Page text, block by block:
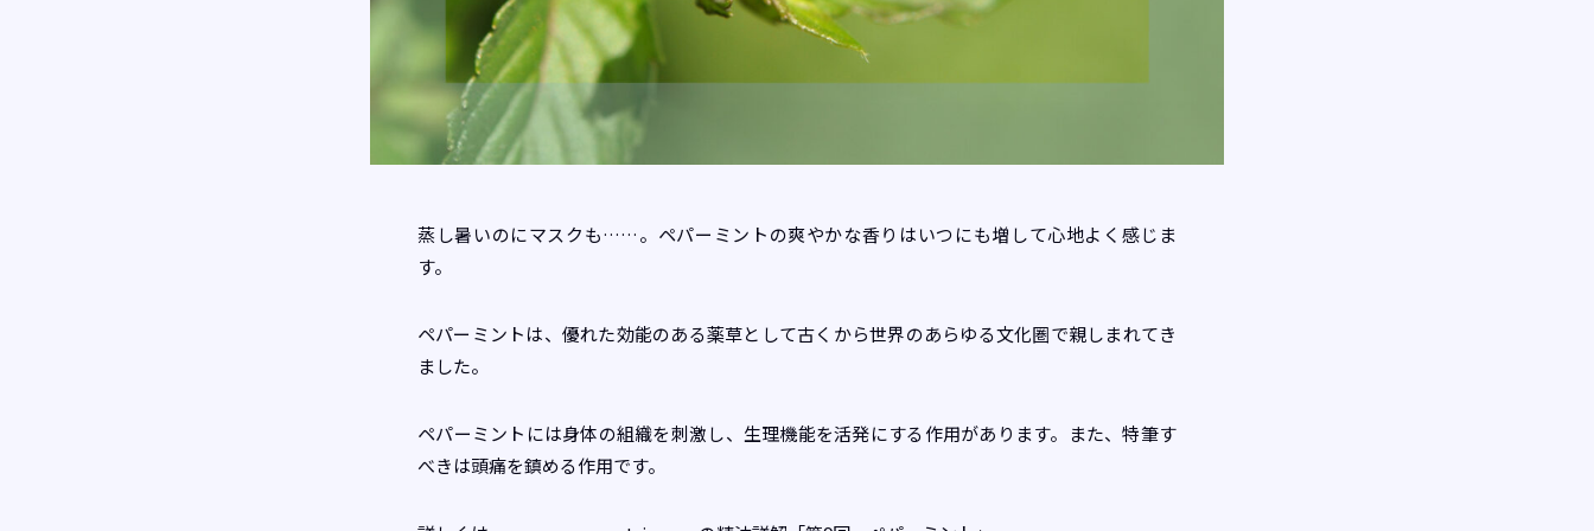
蒸し暑いのにマスクも……。ペパーミントの爽やかな香りはいつにも増して心地よく感じま
す。
ペパーミントは、優れた効能のある薬草として古くから世界のあらゆる文化圏で親しまれてき
ました。
ペパーミントには身体の組織を刺激し、生理機能を活発にする作用があります。また、特筆す
べきは頭痛を鎮める作用です。